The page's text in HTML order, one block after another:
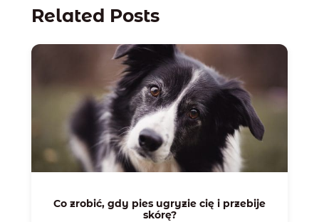
Related Posts
Co zrobić, gdy pies ugryzie cię i przebije
skórę?